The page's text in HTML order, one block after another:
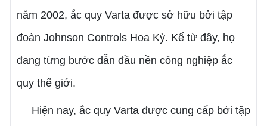
năm 2002, ắc quy Varta được sở hữu bởi tập
đoàn Johnson Controls Hoa Kỳ. Kể từ đây, họ
đang từng bước dẫn đầu nền công nghiệp ắc
quy thế giới.
Hiện nay, ắc quy Varta được cung cấp bởi tập